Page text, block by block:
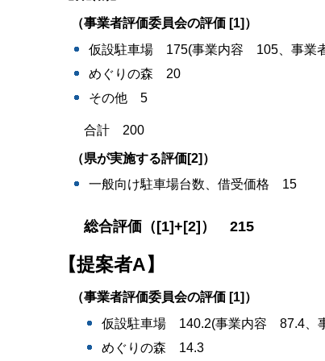
（事業者評価委員会の評価 [1]）
仮設駐車場 175(事業内容 105、事
めぐりの森 20
その他 5
合計 200
（県が実施する評価[2]）
一般向け駐車場台数、借受価格 15
総合評価（[1]+[2]） 215
【提案者A】
（事業者評価委員会の評価 [1]）
仮設駐車場 140.2(事業内容 87.4、
めぐりの森 14.3